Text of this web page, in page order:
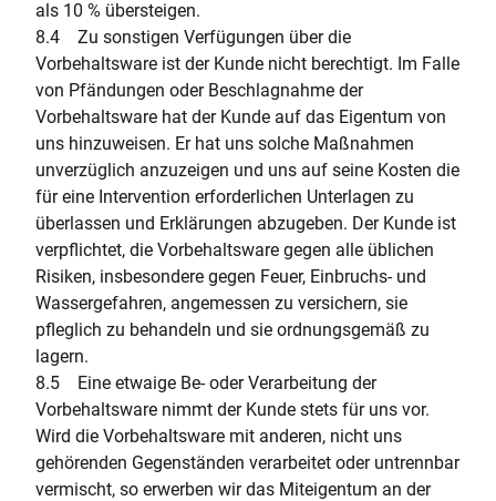
als 10 % übersteigen.
8.4 Zu sonstigen Verfügungen über die
Vorbehaltsware ist der Kunde nicht berechtigt. Im Falle
von Pfändungen oder Beschlagnahme der
Vorbehaltsware hat der Kunde auf das Eigentum von
uns hinzuweisen. Er hat uns solche Maßnahmen
unverzüglich anzuzeigen und uns auf seine Kosten die
für eine Intervention erforderlichen Unterlagen zu
überlassen und Erklärungen abzugeben. Der Kunde ist
verpflichtet, die Vorbehaltsware gegen alle üblichen
Risiken, insbesondere gegen Feuer, Einbruchs- und
Wassergefahren, angemessen zu versichern, sie
pfleglich zu behandeln und sie ordnungsgemäß zu
lagern.
8.5 Eine etwaige Be- oder Verarbeitung der
Vorbehaltsware nimmt der Kunde stets für uns vor.
Wird die Vorbehaltsware mit anderen, nicht uns
gehörenden Gegenständen verarbeitet oder untrennbar
vermischt, so erwerben wir das Miteigentum an der